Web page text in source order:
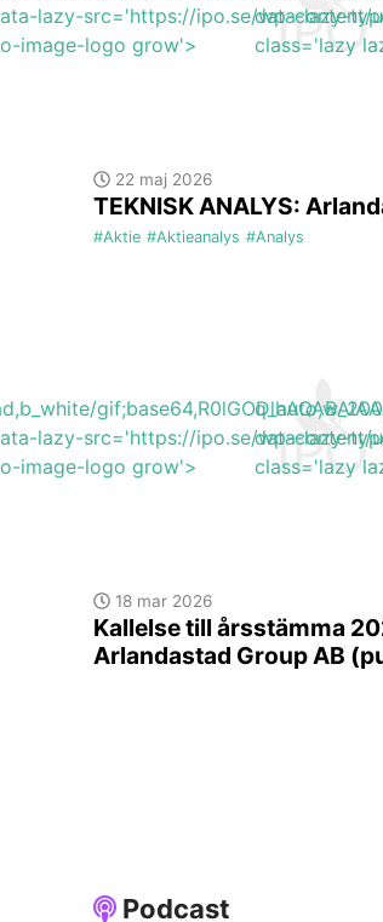
lazy-src='https://ipo.se/wp-content/
image-logo grow'>
22 maj 2026
TEKNISK ANALYS:
#Aktie #Aktieanalys #Analys
data-lazy-
class='lazy
lazy-src='https://ipo.se/wp-content/
image-logo grow'>
18 mar 2026
Kallelse till årsstämma
Arlandastad Group AB
data-lazy-
class='lazy
Podcast